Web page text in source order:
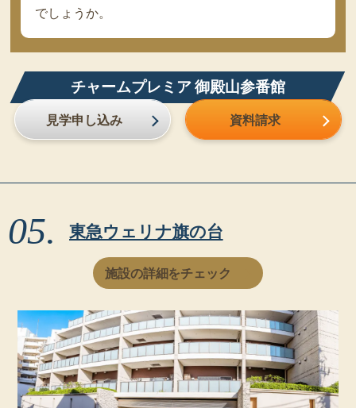
でしょうか。
チャームプレミア 御殿山参番館
見学申し込み 資料請求
東急ウェリナ旗の台
施設の詳細をチェック